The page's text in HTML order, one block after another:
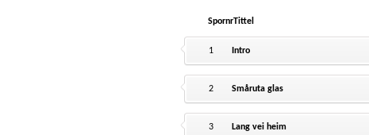
SpornrTittel
1 Intro
2 Småruta glas
3 Lang vei heim